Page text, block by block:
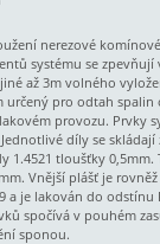
nerezové
systému se zpevňují
až 3m volného
určený pro odtah
provozu. Prvky
díly se
1.4521 tloušťky
Vnější plášť je
a je lakován do odstínu
spočívá v pouhém
sponou.